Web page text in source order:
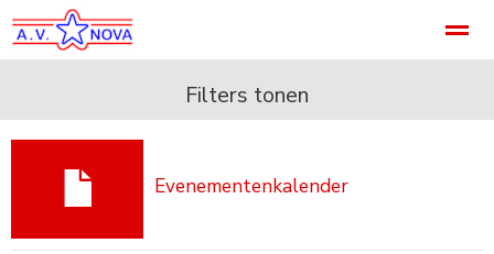
Accommodatie Noviteit
Home Pagina's Agenda
Filters tonen
Evenementenkalender